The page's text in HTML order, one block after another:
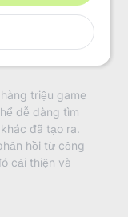
đẩy sự sáng
triệu game
dễ dàng tìm
đã tạo ra.
hồi từ cộng
cải thiện và